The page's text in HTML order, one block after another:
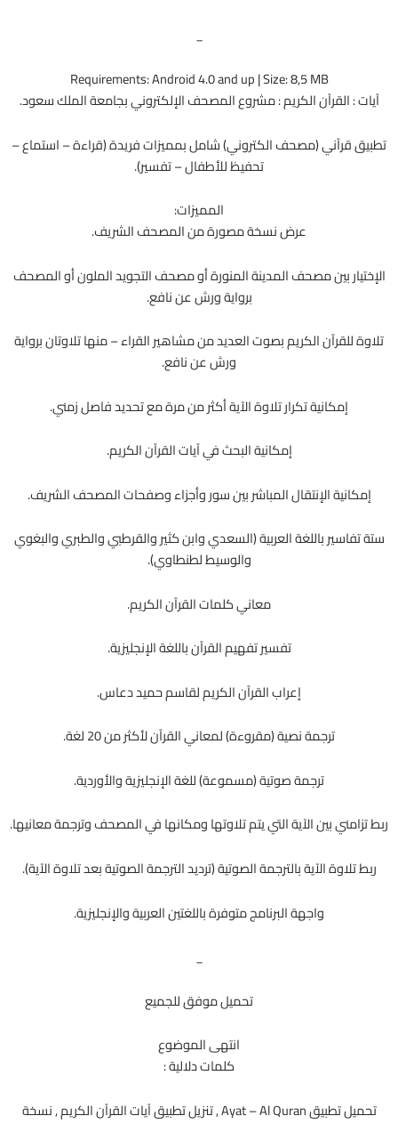
_
Requirements: Android 4.0 and up | Size: 8,5 MB
آيات : القرآن الكريم : مشروع المصحف الإلكتروني بجامعة الملك سعود.
تطبيق قرآني (مصحف الكتروني) شامل بمميزات فريدة (قراءة – استماع –
تحفيظ للأطفال – تفسير).
المميزات:
عرض نسخة مصورة من المصحف الشريف.
الإختيار بين مصحف المدينة المنورة أو مصحف التجويد الملون أو المصحف
برواية ورش عن نافع.
تلاوة للقرآن الكريم بصوت العديد من مشاهير القراء – منها تلاوتان برواية
ورش عن نافع.
إمكانية تكرار تلاوة الآية أكثر من مرة مع تحديد فاصل زمني.
إمكانية البحث في آيات القرآن الكريم.
إمكانية الإنتقال المباشر بين سور وأجزاء وصفحات المصحف الشريف.
ستة تفاسير باللغة العربية (السعدي وابن كثير والقرطبي والطبري والبغوي
والوسيط لطنطاوي).
معاني كلمات القرآن الكريم.
تفسير تفهيم القرآن باللغة الإنجليزية.
إعراب القرآن الكريم لقاسم حميد دعاس.
ترجمة نصية (مقروءة) لمعاني القرآن لأكثر من 20 لغة.
ترجمة صوتية (مسموعة) للغة الإنجليزية والأوردية.
ربط تزامني بين الآية التي يتم تلاوتها ومكانها في المصحف وترجمة معانيها.
ربط تلاوة الآية بالترجمة الصوتية (ترديد الترجمة الصوتية بعد تلاوة الآية).
واجهة البرنامج متوفرة باللغتين العربية والإنجليزية.
_
تحميل موفق للجميع
انتهى الموضوع
كلمات دلالية :
تحميل تطبيق Ayat – Al Quran , تنزيل تطبيق آيات القرآن الكريم , نسخة